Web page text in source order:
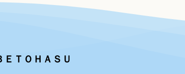
ＴＯＨＡＳＵ